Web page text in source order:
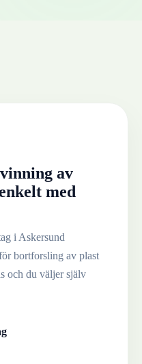
av
med
i Askersund
bortforsling av plast
och du väljer själv